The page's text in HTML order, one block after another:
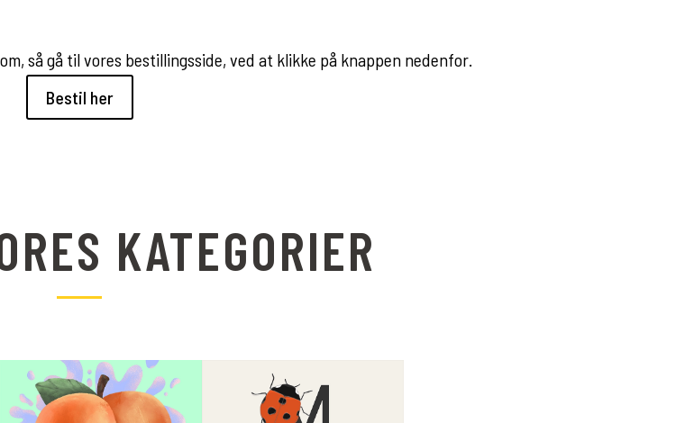
så gå til vores bestillingsside, ved at klikke på knappen nedenfor.
Bestil her
KATEGORIER